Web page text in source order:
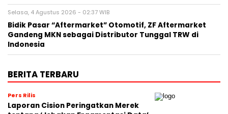
Selasa, 4 Agustus 2026 - 02:37 WIB
Bidik Pasar “Aftermarket” Otomotif, ZF Aftermarket
Gandeng MKN sebagai Distributor Tunggal TRW di
Indonesia
BERITA TERBARU
Pers Rilis
Laporan Cision Peringatkan Merek